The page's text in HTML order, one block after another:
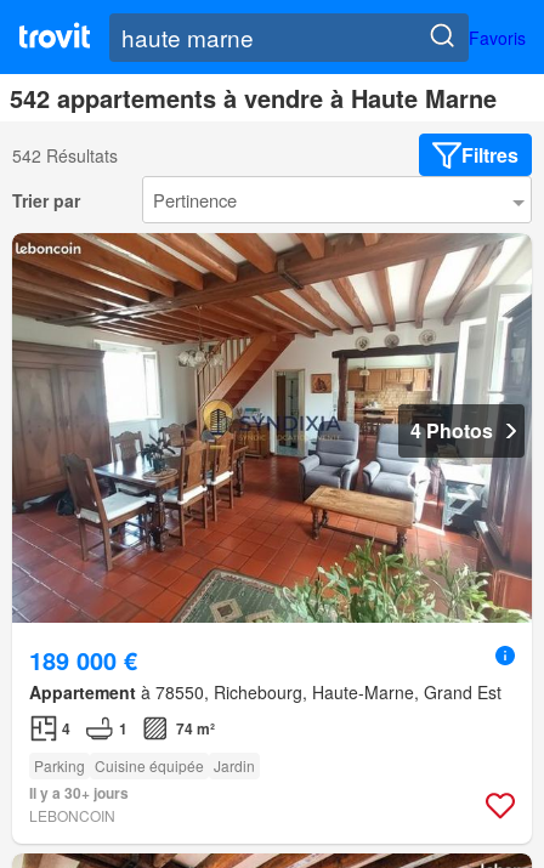
Favoris
542 appartements à vendre à Haute Marne
542 Résultats Filtres
Trier par
4 Photos
189 000 €
Appartement à 78550, Richebourg, Haute-Marne, Grand Est
4 1 74 m²
Parking Cuisine équipée Jardin
Il y a 30+ jours
LEBONCOIN